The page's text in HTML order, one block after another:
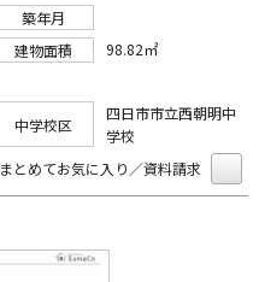
築年月
建物面積
98.82㎡
中学校区
四日市市立西朝明中
学校
まとめてお気に入り／資料請求